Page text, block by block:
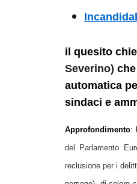
il quesito
Severino)
automatica
sindaci e
Approfondimento:
del Parlamento
reclusione per i